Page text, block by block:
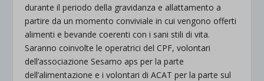
durante il periodo della gravidanza e allattamento a
partire da un momento conviviale in cui vengono offerti
alimenti e bevande coerenti con i sani stili di vita.
Saranno coinvolte le operatrici del CPF, volontari
dell’associazione Sesamo aps per la parte
dell’alimentazione e i volontari di ACAT per la parte sul